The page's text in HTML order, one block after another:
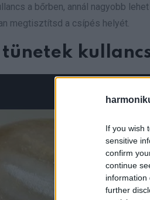
If you wish
sensitive
confirm
continue
information
further
a bőrben, annál nagyobb
megtisztítsd a csípés helyét.